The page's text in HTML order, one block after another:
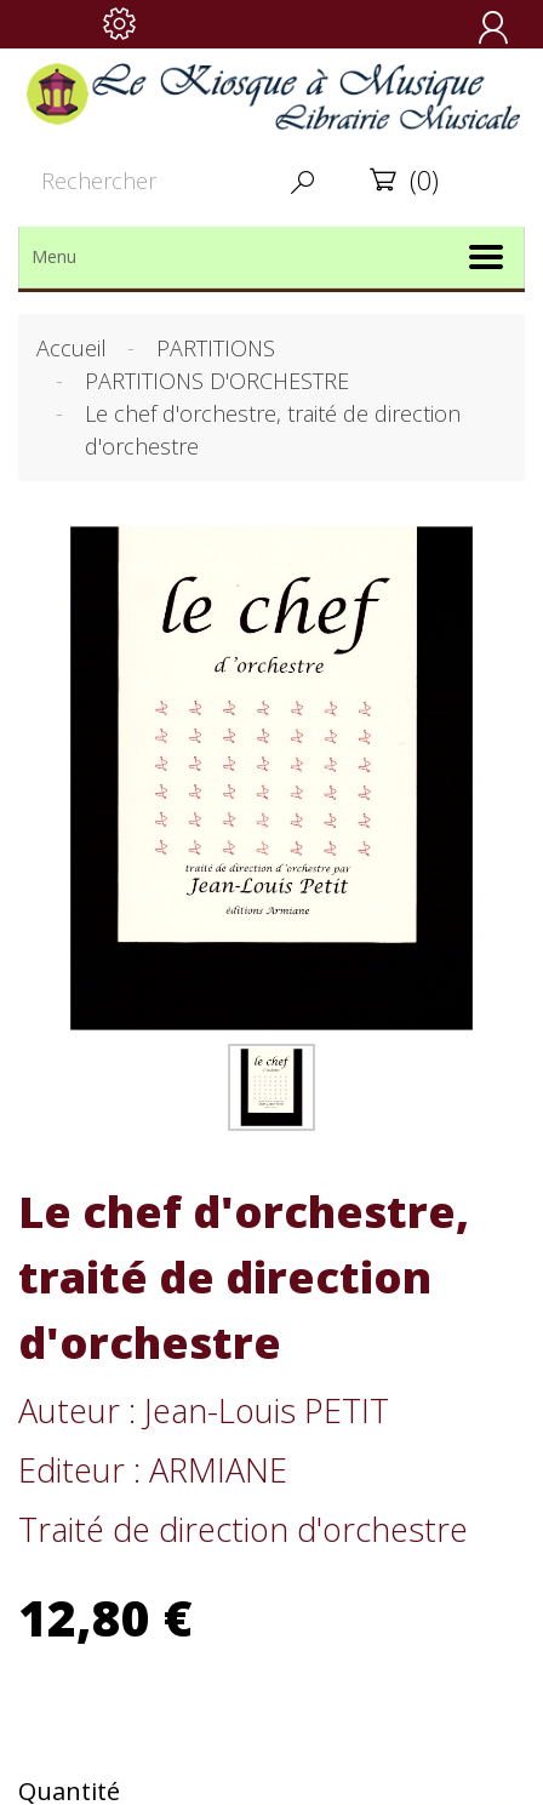

  (0)
Menu
Accueil
PARTITIONS
PARTITIONS D'ORCHESTRE
Le chef d'orchestre, traité de direction
d'orchestre
Le chef d'orchestre,
traité de direction
d'orchestre
Auteur : Jean-Louis PETIT
Editeur : ARMIANE
Traité de direction d'orchestre
12,80 €
Quantité